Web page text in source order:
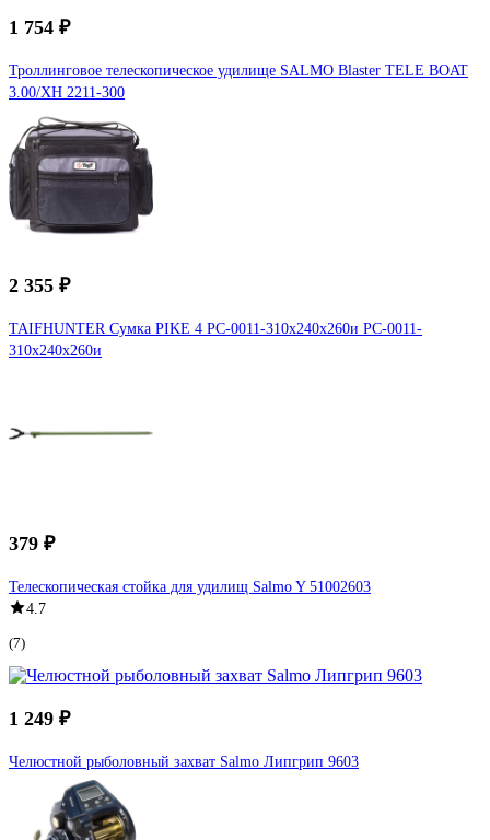
1 754 ₽
Троллинговое телескопическое удилище SALMO Blaster TELE BOAT
3.00/XH 2211-300
2 355 ₽
TAIFHUNTER Сумка PIKE 4 РС-0011-310x240x260и РС-0011-
310х240х260и
379 ₽
Телескопическая стойка для удилищ Salmo Y 51002603
4.7
(7)
1 249 ₽
Челюстной рыболовный захват Salmo Липгрип 9603